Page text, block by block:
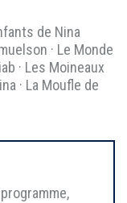
de Nina
· Le Monde
· Les Moineaux
· La Moufle de